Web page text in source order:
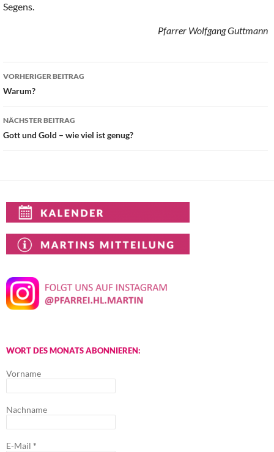
Segens.
Pfarrer Wolfgang Guttmann
Beitragsnavigation
VORHERIGER BEITRAG
Warum?
NÄCHSTER BEITRAG
Gott und Gold – wie viel ist genug?
WORT DES MONATS ABONNIEREN:
Vorname
Nachname
E-Mail *